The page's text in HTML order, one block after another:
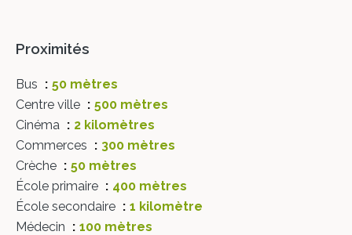
Proximités
Bus
50 mètres
Centre ville
500 mètres
Cinéma
2 kilomètres
Commerces
300 mètres
Crèche
50 mètres
École primaire
400 mètres
École secondaire
1 kilomètre
Médecin
100 mètres